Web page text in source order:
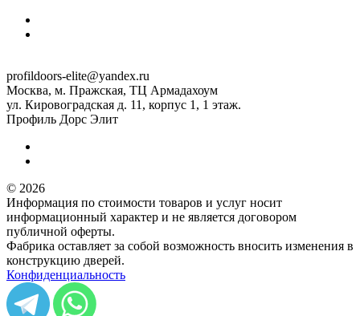
profildoors-elite@yandex.ru
Москва, м. Пражская, ТЦ Армадахоум
ул. Кировоградская д. 11, корпус 1, 1 этаж.
Профиль Дорс Элит
© 2026
Информация по стоимости товаров и услуг носит
информационный характер и не является договором
публичной оферты.
Фабрика оставляет за собой возможность вносить изменения в
конструкцию дверей.
Конфиденциальность